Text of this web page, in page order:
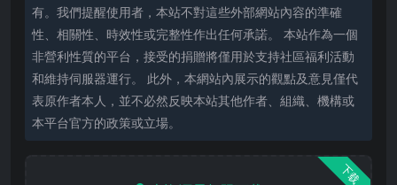
有。我們提醒使用者，本站不對這些外部網站內容的準確
性、相關性、時效性或完整性作出任何承諾。 本站作為一個
非營利性質的平台，接受的捐贈將僅用於支持社區福利活動
和維持伺服器運行。 此外，本網站內展示的觀點及意見僅代
表原作者本人，並不必然反映本站其他作者、組織、機構或
本平台官方的政策或立場。
下载